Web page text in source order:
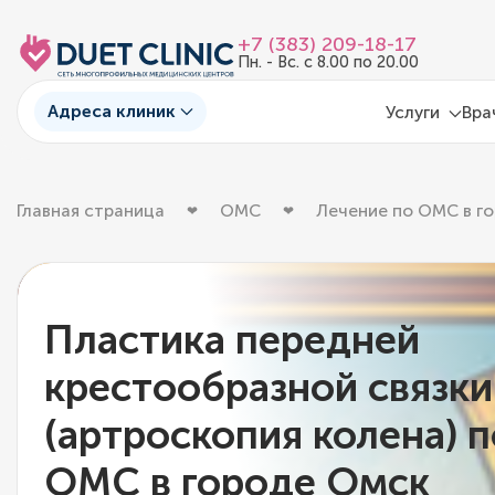
+7 (383) 209-18-17
Пн. - Вс. с 8.00 по 20.00
Адреса клиник Услуги
Главная страница ОМС Лечение по ОМС в
Пластика передней
крестообразной связки
(артроскопия колена)
ОМС в городе Омск